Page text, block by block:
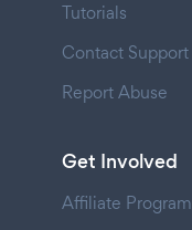
Tutorials
Contact Support
Report Abuse
Get Involved
Affiliate Program